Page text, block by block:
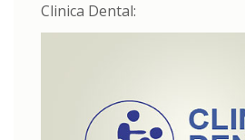
Clinica Dental: